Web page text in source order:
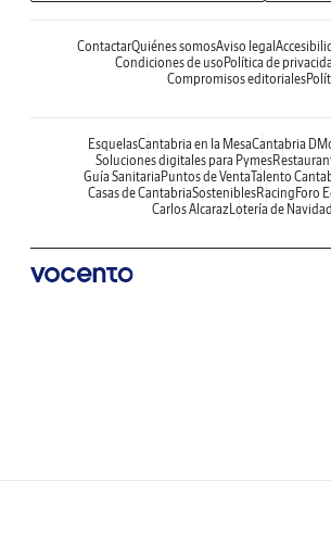
ContactarQuiénes somosAviso legal
Condiciones de usoPolítica de
Compromisos editoriales
EsquelasCantabria en la MesaCantabria
Soluciones digitales para Pymes
Guía SanitariaPuntos de VentaTalento
Casas de CantabriaSosteniblesRacingForo
Carlos AlcarazLotería de Navidad